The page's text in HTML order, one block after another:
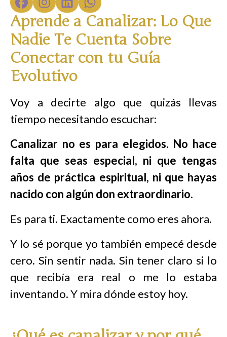
Aprende a Canalizar: Lo Que
Nadie Te Cuenta Sobre
Conectar con tu Guía
Evolutivo
Voy a decirte algo que quizás llevas
tiempo necesitando escuchar:
Canalizar no es para elegidos. No hace
falta que seas especial, ni que tengas
años de práctica espiritual, ni que hayas
nacido con algún don extraordinario.
Es para ti. Exactamente como eres ahora.
Y lo sé porque yo también empecé desde
cero. Sin sentir nada. Sin tener claro si lo
que recibía era real o me lo estaba
inventando. Y mira dónde estoy hoy.